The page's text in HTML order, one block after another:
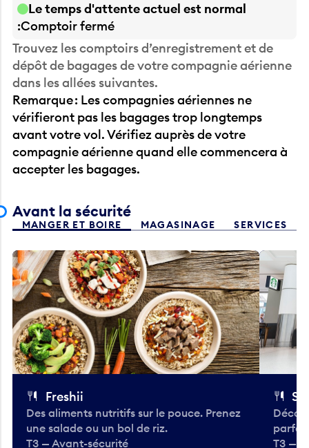
Le temps d'attente actuel est normal
Comptoir fermé
Trouvez les comptoirs d’enregistrement et de
dépôt de bagages de votre compagnie aérienne
dans les allées suivantes.
Remarque : Les compagnies aériennes ne
vérifieront pas les bagages trop longtemps
avant votre vol. Vérifiez auprès de votre
compagnie aérienne quand elle commencera à
accepter les bagages.
Avant la sécurité
MANGER ET BOIRE MAGASINAGE SERVICES
Freshii
Des aliments nutritifs sur le pouce. Prenez
une salade ou un bol de riz.
T3 — Avant-sécurité
T3 —